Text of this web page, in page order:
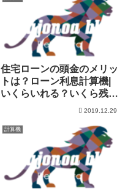
住宅ローンの頭金のメリッ
トは？ローン利息計算機|
いくらいれる？いくら残
2019.12.29
計算機